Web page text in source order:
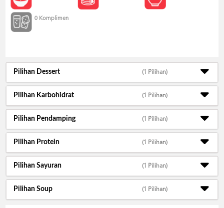
LOGIN
DAFTAR 0 Komplimen
Pilihan Dessert (1 Pilihan)
Pilihan Karbohidrat (1 Pilihan)
Pilihan Pendamping (1 Pilihan)
Pilihan Protein (1 Pilihan)
Pilihan Sayuran (1 Pilihan)
Pilihan Soup (1 Pilihan)